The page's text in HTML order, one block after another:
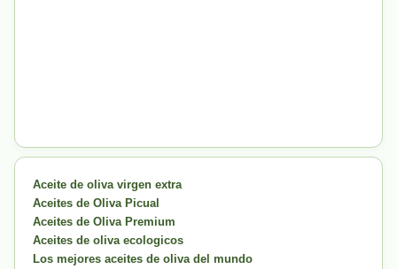
Aceite de oliva virgen extra
Aceites de Oliva Picual
Aceites de Oliva Premium
Aceites de oliva ecologicos
Los mejores aceites de oliva del mundo